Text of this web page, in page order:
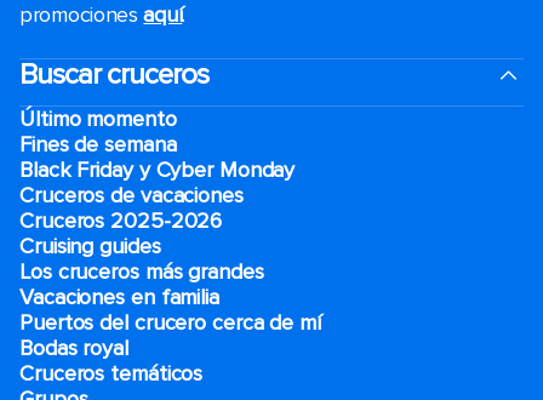
promocionesaquí.
Buscar cruceros
Último momento
Fines de semana
Black Friday y Cyber Monday
Cruceros de vacaciones
Cruceros 2025-2026
Cruising guides
Los cruceros más grandes
Vacaciones en familia
Puertos del crucero cerca de mí
Bodas royal
Cruceros temáticos